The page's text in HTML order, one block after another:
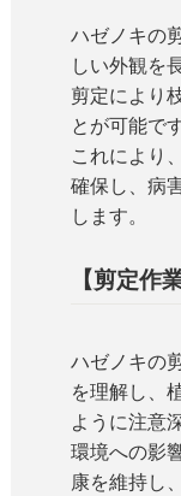
ハゼノキの
しい外観を
剪定により
とが可能です
これにより
確保し、病
します。
【剪定作
ハゼノキの
を理解し、
ように注意
環境への影
康を維持し